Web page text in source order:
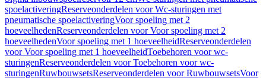
spoelactiveringReserveonderdelen voor Wc-sturingen met
pneumatische spoelactiveringVoor spoeling met 2
hoeveelhedenReserveonderdelen voor Voor spoeling met 2
hoeveelhedenVoor spoeling met 1 hoeveelheidReserveonderdelen
voor Voor spoeling met 1 hoeveelheidToebehoren voor wc-
sturingenReserveonderdelen voor Toebehoren voor wc-
sturingenRuwbouwsetsReserveonderdelen voor RuwbouwsetsVoor